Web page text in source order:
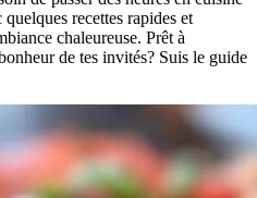
recettes rapides et
chaleureuse. Prêt à
de tes invités? Suis le guide